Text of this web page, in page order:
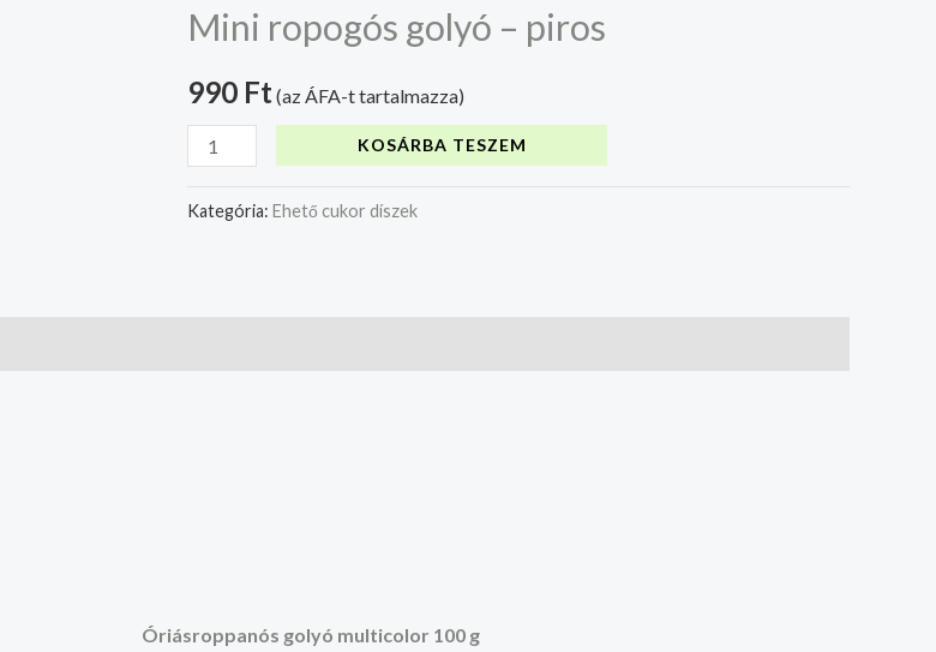
Mini ropogós golyó – piros
990 Ft (az ÁFA-t tartalmazza)
-
mennyiség
KOSÁRBA TESZEM
Kategória: Ehető cukor díszek
Óriásroppanós golyó multicolor 100 g